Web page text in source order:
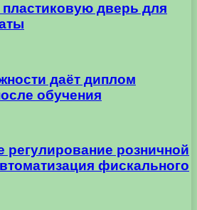
дверь для
даёт диплом
обучения
регулирование розничной
фискального